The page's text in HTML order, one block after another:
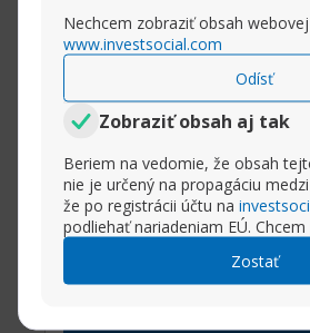
Nechcem zobraziť obsah
www.investsocial.com
Odísť
Zobraziť obsah aj tak
Beriem na vedomie, že obsah
nie je určený na propagáciu
že po registrácii účtu na
podliehať nariadeniam EÚ.
Zostať
Rozbaliť
Sasha
Super Moderator
Pozitívne myslieť a konať